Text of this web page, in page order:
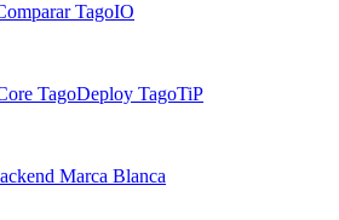
TagoIO
TagoDeploy TagoTiP
Marca Blanca